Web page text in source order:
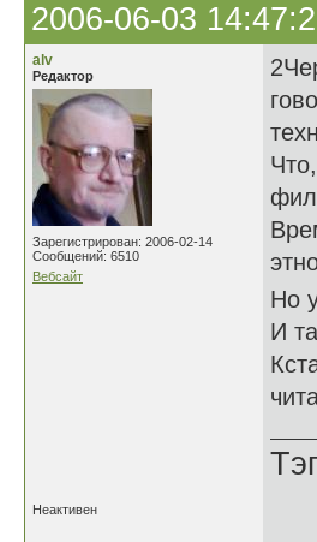
2006-06-03
alv
Редактор
Зарегистрирован: 2006-02-14
Сообщений: 6510
Вебсайт
Но
И
Неактивен